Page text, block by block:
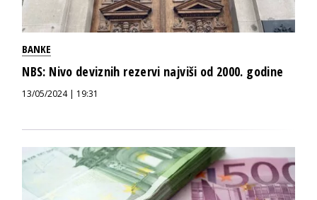
BANKE
NBS: Nivo deviznih rezervi najviši od 2000. godine
13/05/2024 | 19:31